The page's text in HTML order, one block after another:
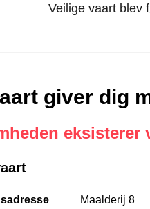
Veilige vaart blev
giver dig
Maalderij 8